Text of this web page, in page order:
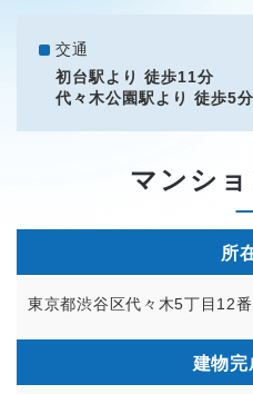
交通
初台駅より 徒歩11分
代々木公園駅より 徒歩5分
マンシ
所
東京都渋谷区代々木5丁目12
建物完